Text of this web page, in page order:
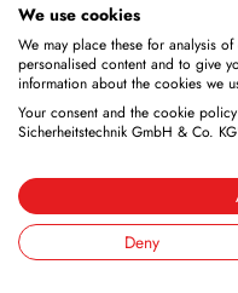
Stockage des batteries
Stockage pour le
Stockage de
Stockage avec
Stockage combiné
Stockage dans des
Stockage de
Galerie accessoires
We use cookies
We may place these for analysis
personalised content and to give
information about the cookies we
Your consent and the cookie
Sicherheitstechnik GmbH & Co.
Deny